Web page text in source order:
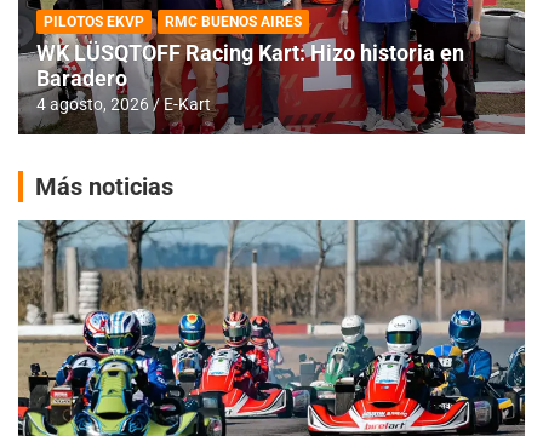
PILOTOS EKVP RMC BUENOS AIRES
WK LÜSQTOFF Racing Kart: Hizo historia en
Baradero
4 agosto, 2026 E-Kart
Más noticias